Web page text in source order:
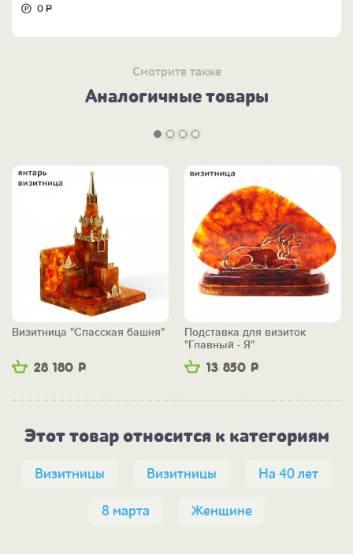
0Р
Смотрите также
Аналогичные товары
28 180 Р
Визитница "Спасская башня"
13 850 Р
Подставка для визиток
"Главный - Я"
Этот товар относится к категориям
Визитницы Визитницы На 40 лет
8 марта Женщине